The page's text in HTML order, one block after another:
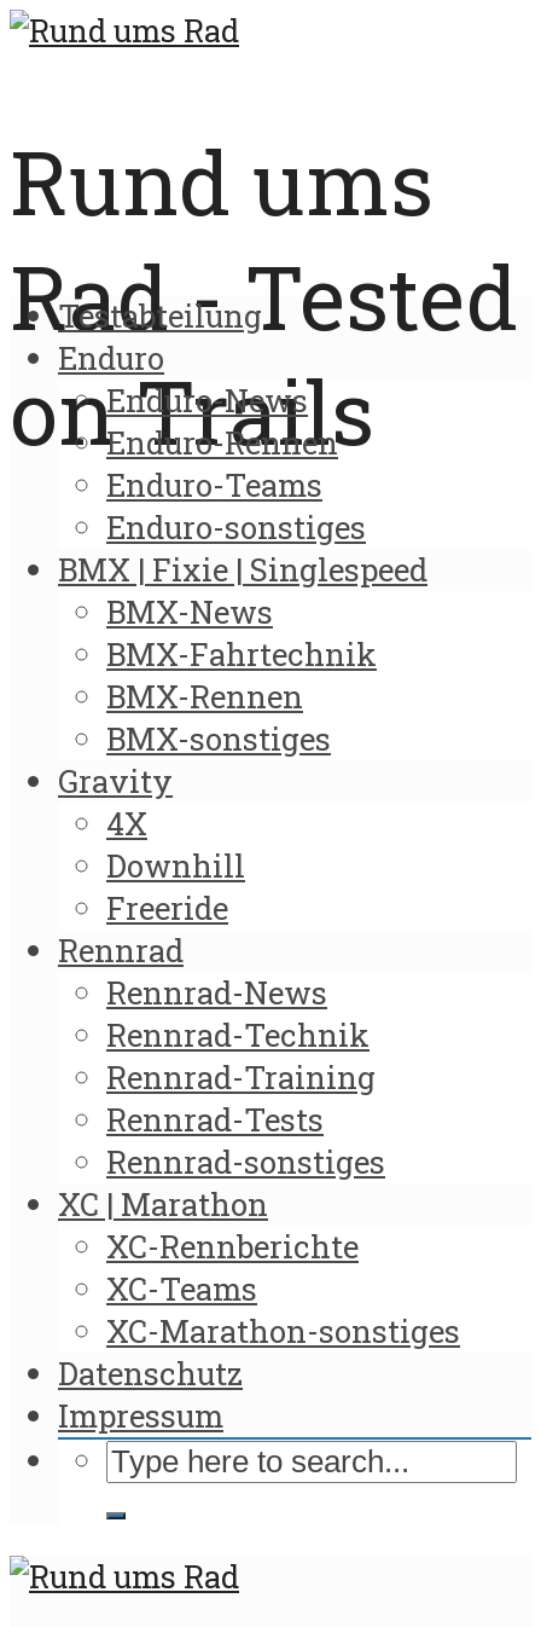
Rund ums
Rad - Tested
on Trails
Testabteilung
Enduro
Enduro-News
Enduro-Rennen
Enduro-Teams
Enduro-sonstiges
BMX | Fixie | Singlespeed
BMX-News
BMX-Fahrtechnik
BMX-Rennen
BMX-sonstiges
Gravity
4X
Downhill
Freeride
Rennrad
Rennrad-News
Rennrad-Technik
Rennrad-Training
Rennrad-Tests
Rennrad-sonstiges
XC | Marathon
XC-Rennberichte
XC-Teams
XC-Marathon-sonstiges
Datenschutz
Impressum